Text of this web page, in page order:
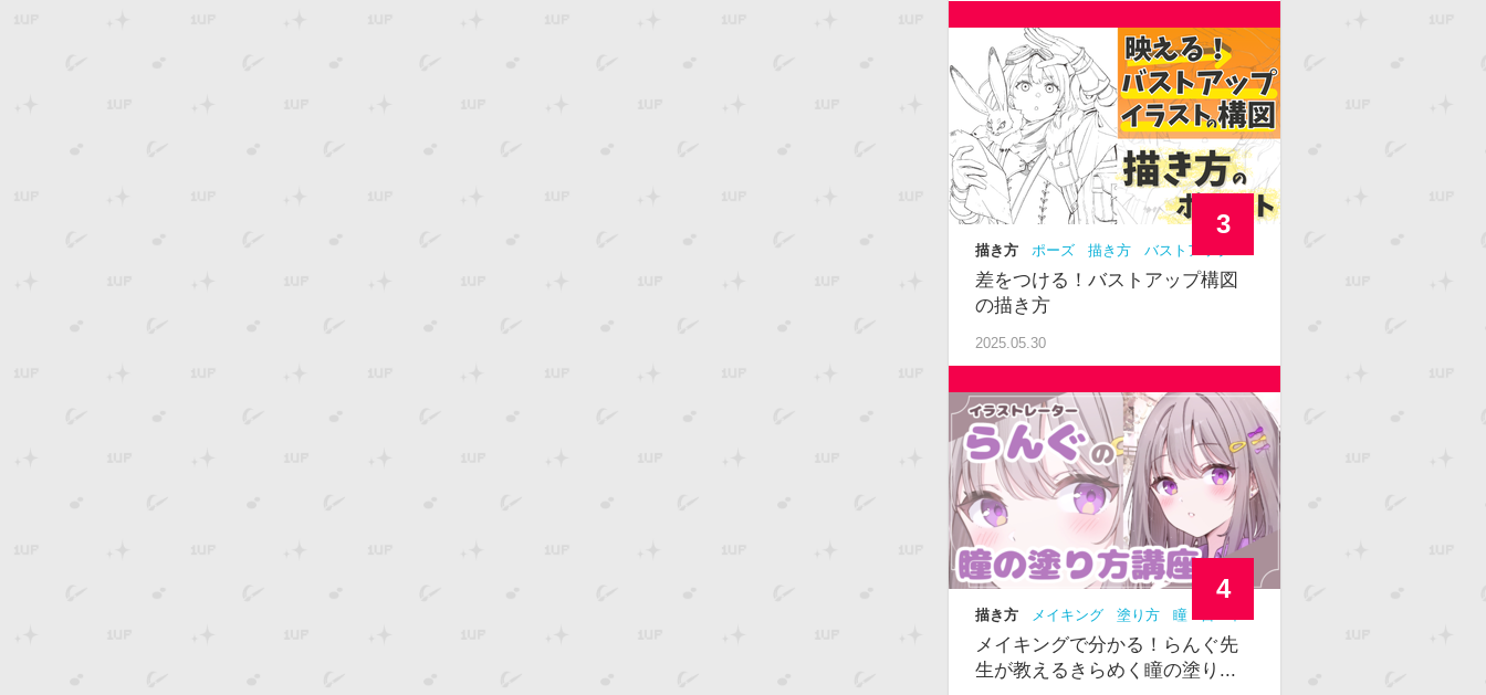
描き方 ポーズ 描き方
バストアップ
中級者
構図
差をつける！バストアップ構図
の描き方
2025.05.30
3
描き方 メイキング 塗り方 瞳
級
メイキングで分かる！らんぐ先
生が教えるきらめく瞳の塗り...
4